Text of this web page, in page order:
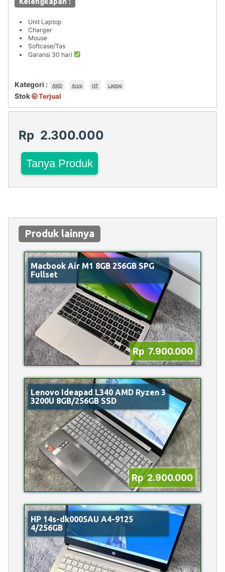
Unit Laptop
Charger
Mouse
Softcase/Tas
Garansi 30 hari
Kategori : AMD Arsip HP Laptop
Stok Terjual
Rp 2.300.000
Tanya Produk
Produk lainnya
Macbook Air M1 8GB 256GB SPG
Fullset
Rp 7.900.000
Lenovo Ideapad L340 AMD Ryzen 3
3200U 8GB/256GB SSD
Rp 2.900.000
HP 14s-dk0005AU A4-9125
4/256GB